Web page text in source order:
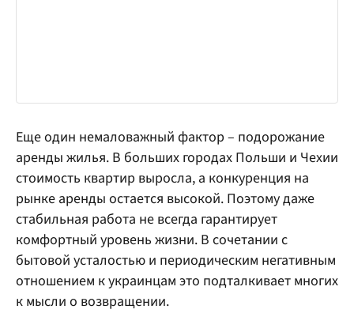
Еще один немаловажный фактор – подорожание
аренды жилья. В больших городах Польши и Чехии
стоимость квартир выросла, а конкуренция на
рынке аренды остается высокой. Поэтому даже
стабильная работа не всегда гарантирует
комфортный уровень жизни. В сочетании с
бытовой усталостью и периодическим негативным
отношением к украинцам это подталкивает многих
к мысли о возвращении.